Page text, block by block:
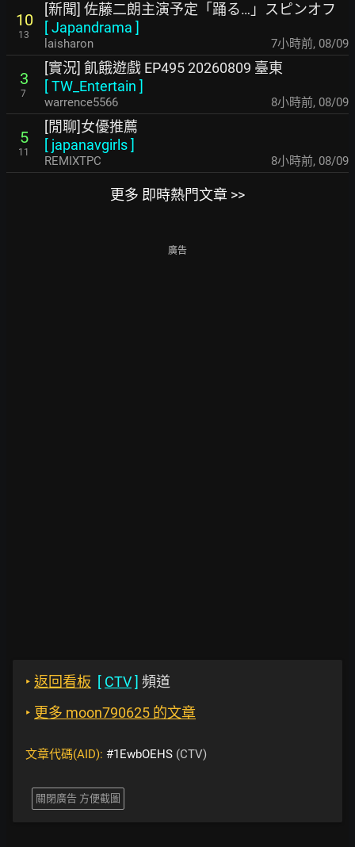
10
13
[新聞] 佐藤二朗主演予定「踊る…」スピンオフ
[Japandrama ]
laisharon 7小時前, 08/09
3
7
[實況] 飢餓遊戲 EP495 20260809 臺東
[TW_Entertain ]
warrence5566 8小時前, 08/09
5
11
[閒聊]女優推薦
[ japanavgirls]
REMIXTPC 8小時前, 08/09
更多 即時熱門文章 >>
廣告
‣ 返回看板 [ CTV] 頻道
‣ 更多 moon790625 的文章
文章代碼(AID): #1EwbOEHS (CTV)
關閉廣告 方便截圖